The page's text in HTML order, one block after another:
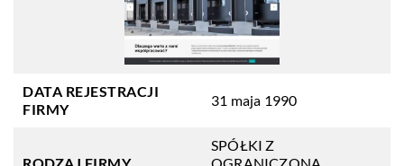
DATA REJESTRACJI
FIRMY
31 maja 1990
SPÓŁKI Z